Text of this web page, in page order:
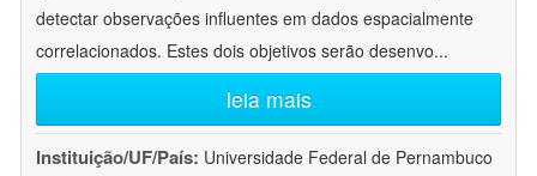
detectar observações influentes em dados espacialmente
correlacionados. Estes dois objetivos serão desenvo...
leia mais
Instituição/UF/País: Universidade Federal de Pernambuco